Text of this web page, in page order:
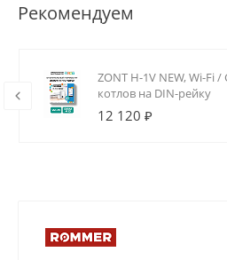
Рекомендуем
ZONT H-1V NEW, Wi-Fi /
котлов на DIN-рейку
12 120 ₽